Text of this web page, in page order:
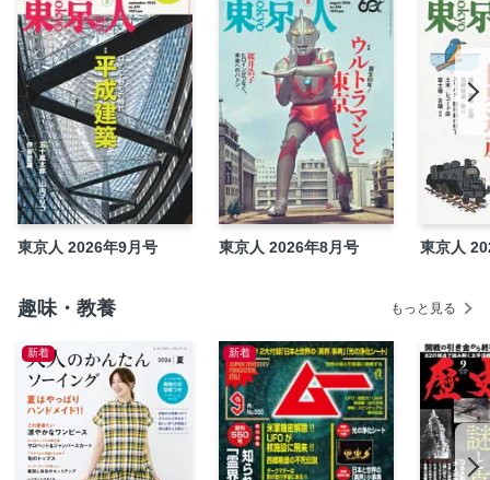
ジャスマック葛和満博 デザイナーズホテルをつくった男
文・岡田晴彦
木村俊彦、渡辺邦夫、佐々木睦朗が紡いだ系譜 「骨格」に
生命を吹き込む構造家たち 文・小澤雄樹
保存建築の30年 未来へ手渡すために 文・津村泰範
バブル期建築 個性的で存在感のある、かわいい建物 文・
鈴木伸子、絵・ホセ・フランキー
平成建築年表
曇天記（215） 靴跡が教えてくれたこと 文・堀江敏幸、
創刊40年を迎えて「東京人」がリニューアル！
バックナンバー
定期購読
［単発読み物］写真家 北井一夫 レンズを変えながら、新
たな表現を模索し続ける 文・金丸裕子
［単発読み物］2020年代の表現者たち テレビドラマの現
東京人 2026年9月号 東京人 2026年8月号 東京人
趣味・教養 もっと見る
新着 新着